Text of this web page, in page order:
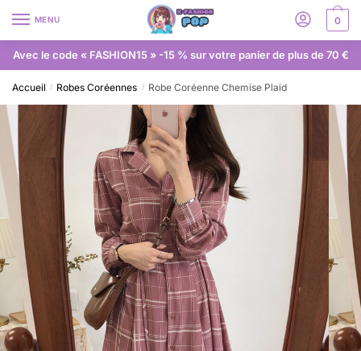
MENU 0
Avec le code « FASHION15 » -15 % sur votre panier de plus de 70 €
Accueil / Robes Coréennes / Robe Coréenne Chemise Plaid